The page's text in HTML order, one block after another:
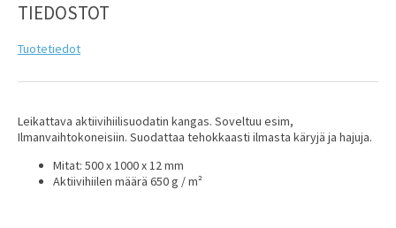
TIEDOSTOT
Tuotetiedot
Leikattava aktiivihiilisuodatin kangas. Soveltuu esim,
Ilmanvaihtokoneisiin. Suodattaa tehokkaasti ilmasta käryjä ja hajuja.
Mitat: 500 x 1000 x 12 mm
Aktiivihiilen määrä 650 g / m²